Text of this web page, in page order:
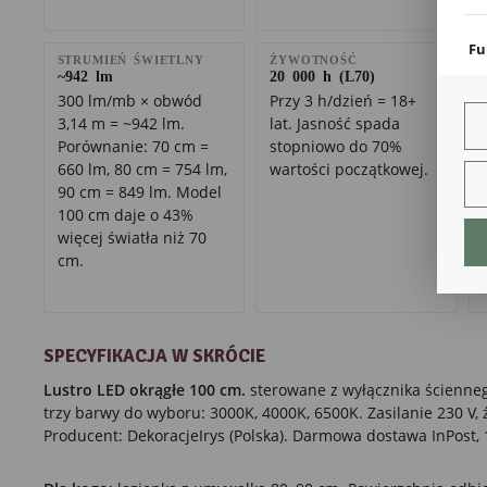
STRUMIEŃ ŚWIETLNY
~942 lm
300 lm/mb × obwód
3,14 m = ~942 lm.
Porównanie: 70 cm =
660 lm, 80 cm = 754 lm,
90 cm = 849 lm. Model
100 cm daje o 43%
więcej światła niż 70
cm.
ŻYWOTNOŚĆ
20 000 h (L70)
Przy 3 h/dzień = 18+
lat. Jasność spada
stopniowo do 70%
wartości początkowej.
SPECYFIKACJA W SKRÓCIE
Lustro LED okrągłe 100 cm. sterowane z wyłącznika
trzy barwy do wyboru: 3000K, 4000K, 6500K. Zasilanie 230 V,
Producent: DekoracjeIrys (Polska). Darmowa dostawa InPost,